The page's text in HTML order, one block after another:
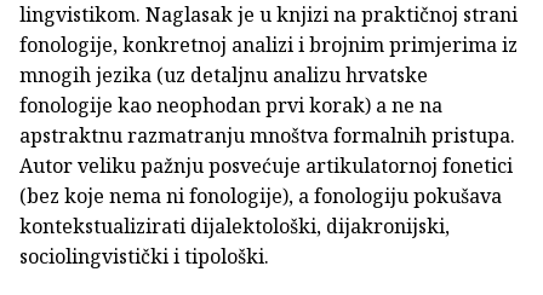
lingvistikom. Naglasak je u knjizi na praktičnoj strani
fonologije, konkretnoj analizi i brojnim primjerima iz
mnogih jezika (uz detaljnu analizu hrvatske
fonologije kao neophodan prvi korak) a ne na
apstraktnu razmatranju mnoštva formalnih pristupa.
Autor veliku pažnju posvećuje artikulatornoj fonetici
(bez koje nema ni fonologije), a fonologiju pokušava
kontekstualizirati dijalektološki, dijakronijski,
sociolingvistički i tipološki.